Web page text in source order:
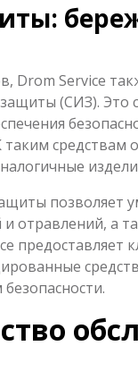
Drom Service
(СИЗ). Это
средствам
позволяет
и отравлений, а
предоставляет